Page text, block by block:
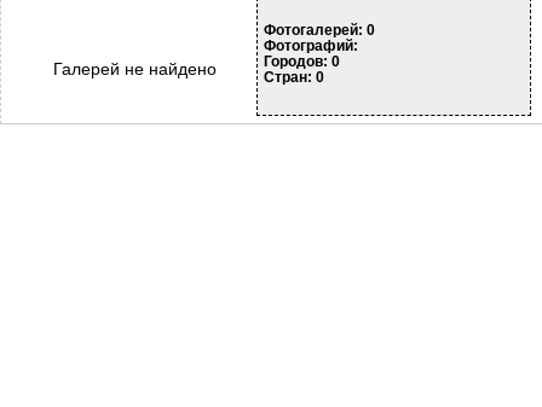
Фотогалерей: 0
Фотографий:
Городов: 0
Стран: 0
Галерей не найдено